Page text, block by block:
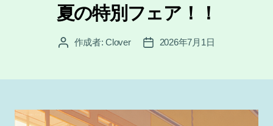
ゴ
リ
夏の特別フェア！！
投 作成者:Clover
投
2026年7月1日